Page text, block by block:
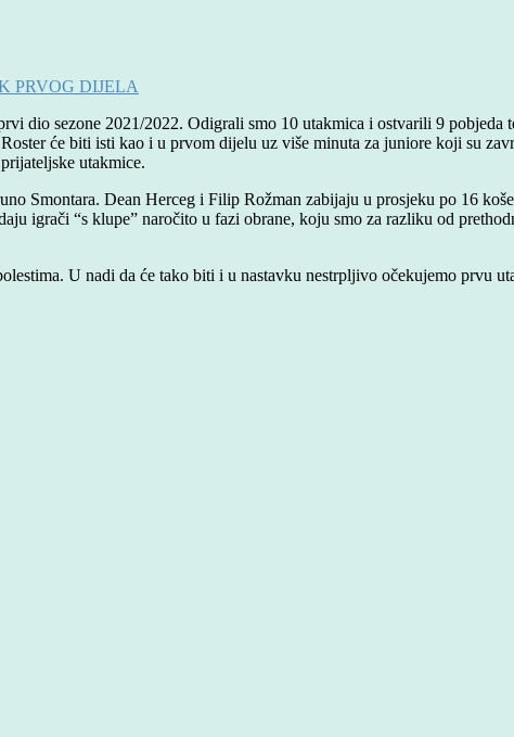
PRVOG DIJELA
dio sezone 2021/2022. Odigrali smo 10 utakmica i ostvarili 9 pobjeda
će biti isti kao i u prvom dijelu uz više minuta za juniore koji su
utakmice.
Smontara. Dean Herceg i Filip Rožman zabijaju u prosjeku po 16
igrači “s klupe” naročito u fazi obrane, koju smo za razliku od
U nadi da će tako biti i u nastavku nestrpljivo očekujemo prvu